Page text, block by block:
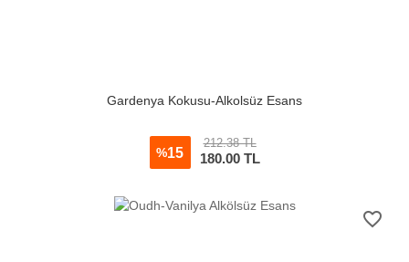
Gardenya Kokusu-Alkolsüz Esans
%15
212.38 TL
180.00TL
favorite_border